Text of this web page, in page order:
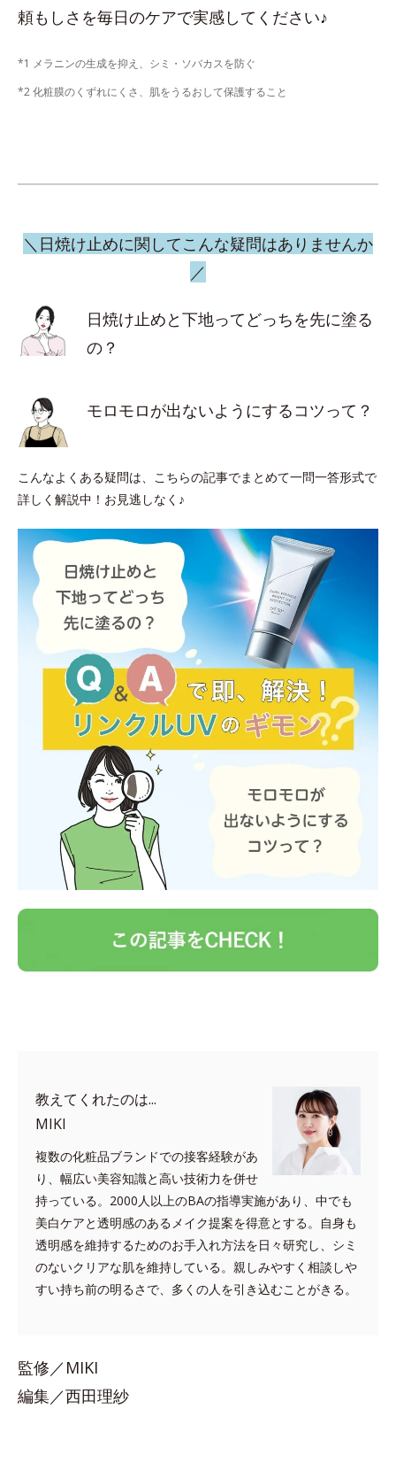
頼もしさを毎日のケアで実感してください♪
*1 メラニンの生成を抑え、シミ・ソバカスを防ぐ
*2 化粧膜のくずれにくさ、肌をうるおして保護すること
＼日焼け止めに関してこんな疑問はありませんか
／
日焼け止めと下地ってどっちを先に塗る
の？
モロモロが出ないようにするコツって？
こんなよくある疑問は、こちらの記事でまとめて一問一答形式で
詳しく解説中！お見逃しなく♪
教えてくれたのは...
MIKI
複数の化粧品ブランドでの接客経験があ
り、幅広い美容知識と高い技術力を併せ
持っている。2000人以上のBAの指導実施があり、中でも
美白ケアと透明感のあるメイク提案を得意とする。自身も
透明感を維持するためのお手入れ方法を日々研究し、シミ
のないクリアな肌を維持している。親しみやすく相談しや
すい持ち前の明るさで、多くの人を引き込むことがきる。
監修／MIKI
編集／西田理紗